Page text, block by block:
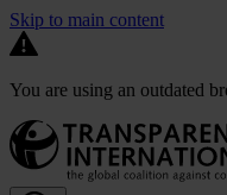
Skip to main content
You are using an outdated